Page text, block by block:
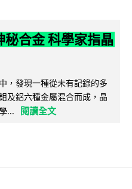
合金 科學家指晶
，發現一種從未有記錄的多
及鋁六種金屬混合而成，晶
...
閱讀全文